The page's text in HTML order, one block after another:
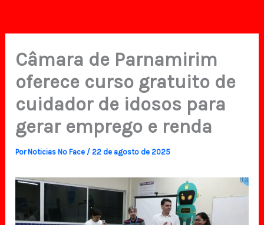
Câmara de Parnamirim
oferece curso gratuito de
cuidador de idosos para
gerar emprego e renda
PorNoticias No Face /22 de agosto de 2025